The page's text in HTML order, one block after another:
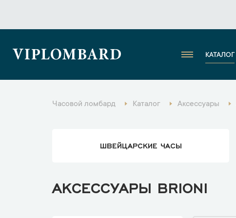
VIPLOMBARD КАТАЛОГ
Часовой ломбард Каталог Аксессуары
ШВЕЙЦАРСКИЕ ЧАСЫ
АКСЕССУАРЫ BRIONI